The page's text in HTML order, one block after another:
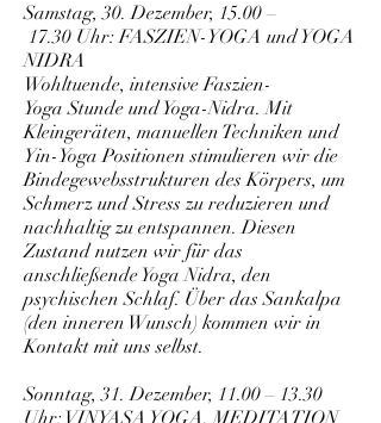
Samstag, 30. Dezember, 15.00 –
17.30 Uhr: FASZIEN-YOGA und YOGA
NIDRA
Wohltuende, intensive Faszien-
Yoga Stunde und Yoga-Nidra. Mit
Kleingeräten, manuellen Techniken und
Yin-Yoga Positionen stimulieren wir die
Bindegewebsstrukturen des Körpers, um
Schmerz und Stress zu reduzieren und
nachhaltig zu entspannen. Diesen
Zustand nutzen wir für das
anschließende Yoga Nidra, den
psychischen Schlaf. Über das Sankalpa
(den inneren Wunsch) kommen wir in
Kontakt mit uns selbst.
Sonntag, 31. Dezember, 11.00 – 13.30
Uhr: VINYASA YOGA, MEDITATION